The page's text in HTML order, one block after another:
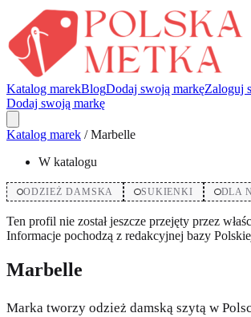
Katalog marekBlogDodaj swoją markęZaloguj
Dodaj swoją markę
Katalog marek / Marbelle
W katalogu
ODZIEŻ DAMSKA SUKIENKI DLA
Ten profil nie został jeszcze przejęty przez
Informacje pochodzą z redakcyjnej bazy
Marbelle
Marka tworzy odzież damską szytą w